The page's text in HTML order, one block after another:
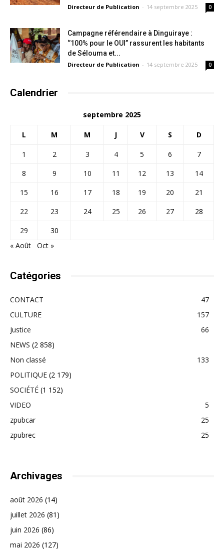
Directeur de Publication - 14 septembre 2025 0
Campagne référendaire à Dinguiraye :
‘’100% pour le OUI’’ rassurent les habitants
de Sélouma et...
Directeur de Publication - 14 septembre 2025 0
Calendrier
septembre 2025
L M M J V S D
1 2 3 4 5 6
7
8
9 10 11 12 13
14
15
16 17 18 19 20
21
22
23 24 25 26 27
28
29
30
« Août
Oct »
Catégories
CONTACT
47
CULTURE
157
Justice
66
NEWS (2 858)
Non classé
133
POLITIQUE (2 179)
SOCIÉTÉ (1 152)
VIDEO
5
zpubcar
25
zpubrec
25
Archivages
août 2026 (14)
juillet 2026 (81)
juin 2026 (86)
mai 2026 (127)